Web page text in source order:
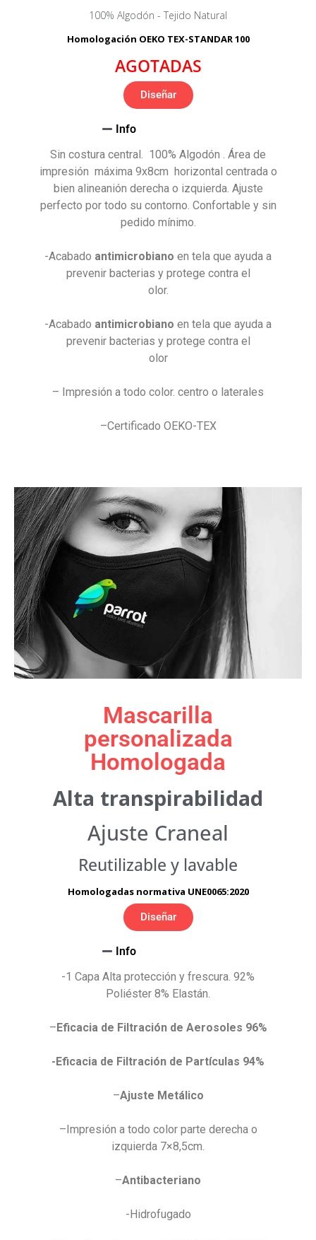
100% Algodón - Tejido Natural
Homologación OEKO TEX-STANDAR 100
AGOTADAS
Diseñar
Info
Sin costura central. 100% Algodón . Área de
impresión máxima 9x8cm horizontal centrada o
bien alineanión derecha o izquierda. Ajuste
perfecto por todo su contorno. Confortable y sin
pedido mínimo.
-Acabado antimicrobiano en tela que ayuda a
prevenir bacterias y protege contra el
olor.
-Acabado antimicrobiano en tela que ayuda a
prevenir bacterias y protege contra el
olor
– Impresión a todo color. centro o laterales
–Certificado OEKO-TEX
Mascarilla
personalizada
Homologada
Alta transpirabilidad
Ajuste Craneal
Reutilizable y lavable
Homologadas normativa UNE0065:2020
Diseñar
Info
-1 Capa Alta protección y frescura. 92%
Poliéster 8% Elastán.
–Eficacia de Filtración de Aerosoles 96%
-Eficacia de Filtración de Partículas 94%
–Ajuste Metálico
–Impresión a todo color parte derecha o
izquierda 7×8,5cm.
–Antibacteriano
-Hidrofugado